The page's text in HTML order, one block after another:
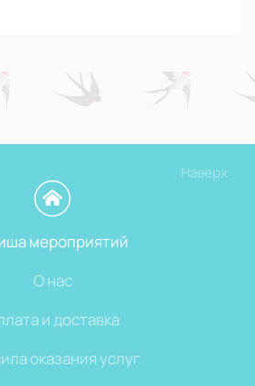
Наверх
мероприятий
О нас
и доставка
оказания услуг